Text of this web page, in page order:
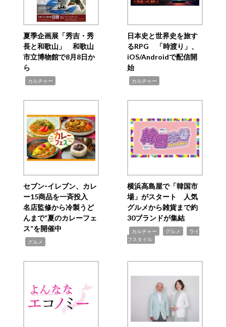
夏季企画展「秀吉・秀
長と和歌山」 和歌山
市立博物館で8月8日か
ら
カルチャー
日本史と世界史を旅す
るRPG 「時渡り」、
iOS/Androidで配信開
始
カルチャー
セブン‐イレブン、カレ
ー15商品を一斉投入
名店監修から冷製うど
んまで“夏のカレーフェ
ス”を開催中
グルメ
横浜高島屋で「韓国市
場」がスタート 人気
グルメから雑貨まで約
30ブランドが集結
カルチャー グルメ
ライ
フスタイル